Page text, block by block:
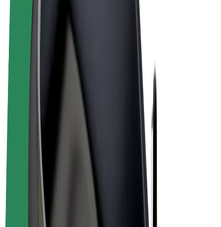
Bolt Drive
Bolt para empresas
Ingresos de conductor/a
Ingresos de repartidor
Comercios de Bolt Food
Flotas